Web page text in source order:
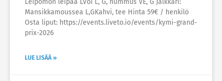
Leipomon leipää LVoi L, G, hummus VE, G Jälkkäri:
Mansikkamoussea L,GKahvi, tee Hinta 59€ / henkilö
Osta liput: https://events.liveto.io/events/kymi-grand-
prix-2026
LUE LISÄÄ »